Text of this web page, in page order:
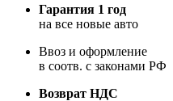
Гарантия 1 год
на все новые авто
Ввоз и оформление
в соотв. с законами РФ
Возврат НДС